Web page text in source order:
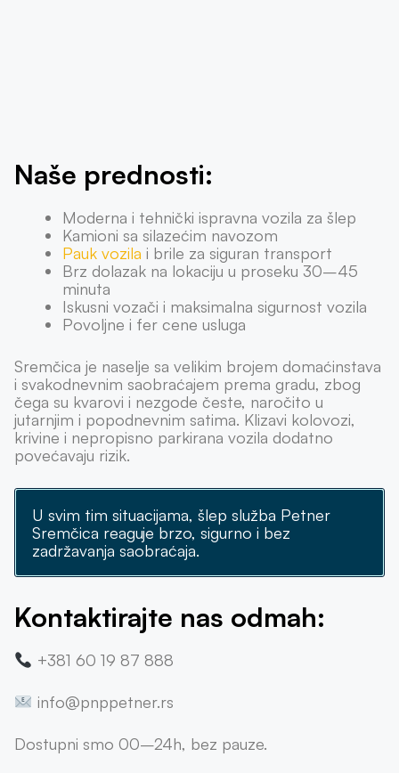
Naše prednosti:
Moderna i tehnički ispravna vozila za šlep
Kamioni sa silazećim navozom
Pauk vozila i brile za siguran transport
Brz dolazak na lokaciju u proseku 30–45
minuta
Iskusni vozači i maksimalna sigurnost vozila
Povoljne i fer cene usluga
Sremčica je naselje sa velikim brojem domaćinstava
i svakodnevnim saobraćajem prema gradu, zbog
čega su kvarovi i nezgode česte, naročito u
jutarnjim i popodnevnim satima. Klizavi kolovozi,
krivine i nepropisno parkirana vozila dodatno
povećavaju rizik.
U svim tim situacijama, šlep služba Petner
Sremčica reaguje brzo, sigurno i bez
zadržavanja saobraćaja.
Kontaktirajte nas odmah:
+381 60 19 87 888
info@pnppetner.rs
Dostupni smo 00–24h, bez pauze.